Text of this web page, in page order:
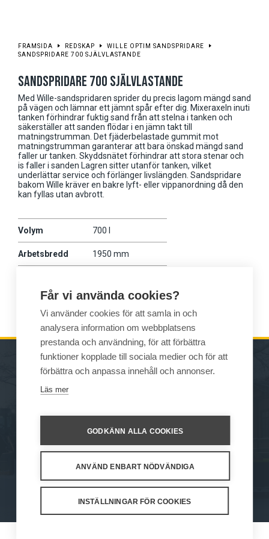
FRAMSIDA REDSKAP
WILLE OPTIM SANDSPRIDARE
SANDSPRIDARE 700 SJÄLVLASTANDE
SANDSPRIDARE 700 SJÄLVLASTANDE
Med Wille-sandspridaren sprider du precis lagom mängd sand
på vägen och lämnar ett jämnt spår efter dig. Mixeraxeln inuti
tanken förhindrar fuktig sand från att stelna i tanken och
säkerställer att sanden flödar i en jämn takt till
matningstrumman. Det fjäderbelastade gummit mot
matningstrumman garanterar att bara önskad mängd sand
faller ur tanken. Skyddsnätet förhindrar att stora stenar och
is faller i sanden Lagren sitter utanför tanken, vilket
underlättar service och förlänger livslängden. Sandspridare
bakom Wille kräver en bakre lyft- eller vippanordning då den
kan fyllas utan avbrott.
Volym 700 l
Arbetsbredd 1950 mm
875
MASKINER
REDSKAP
SERVICE OCH
FÖRSÄLJNING
Privacy Statement Privacy Policy
Cookie Settings
Får vi använda cookies?
Vi använder cookies för att samla in och
analysera information om webbplatsens
prestanda och användning, för att förbättra
funktioner kopplade till sociala medier och för att
förbättra och anpassa innehåll och annonser.
Läs mer
GODKÄNN ALLA COOKIES
ANVÄND ENBART NÖDVÄNDIGA
INSTÄLLNINGAR FÖR COOKIES